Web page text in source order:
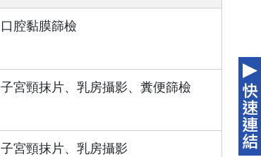
口腔黏膜篩檢
子宮頸抹片、乳房攝影、糞便篩檢
子宮頸抹片、乳房攝影